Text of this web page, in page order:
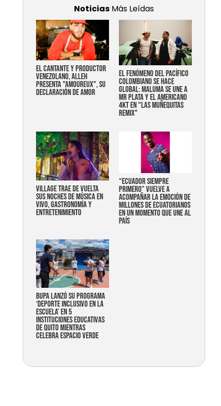
Noticias Más Leídas
EL CANTANTE Y PRODUCTOR
VENEZOLANO, ALLEH
PRESENTA "AMOUREUX", SU
DECLARACIÓN DE AMOR
EL FENÓMENO DEL PACÍFICO
COLOMBIANO SE HACE
GLOBAL: MALUMA SE UNE A
MR PLATA Y EL AMERICANO
4KT EN "LAS MUÑEQUITAS
REMIX"
Village trae de vuelta
sus noches de música en
vivo, gastronomía y
entretenimiento
“Ecuador siempre
primero” vuelve a
acompañar la emoción de
millones de ecuatorianos
en un momento que une al
país
Bupa lanzó su programa
‘Deporte Inclusivo en la
Escuela’ en 5
instituciones educativas
de Quito mientras
celebra espacio verde